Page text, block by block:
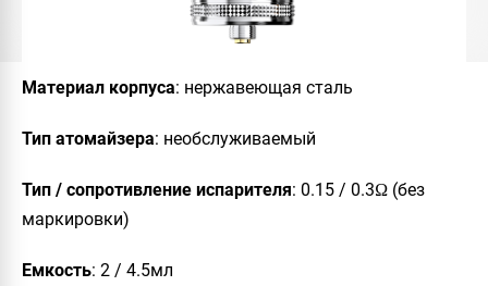
Материал корпуса: нержавеющая сталь
Тип атомайзера: необслуживаемый
Тип / сопротивление испарителя: 0.15 / 0.3Ω (без
маркировки)
Емкость: 2 / 4.5мл